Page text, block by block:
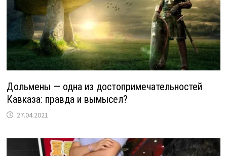
Дольмены — одна из достопримечательностей
Кавказа: правда и вымысел?
27.04.2021